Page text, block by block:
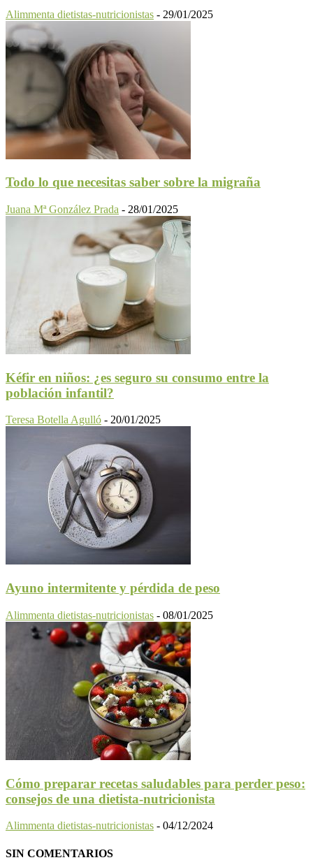
Alimmenta dietistas-nutricionistas - 29/01/2025
Todo lo que necesitas saber sobre la migraña
Juana Mª González Prada - 28/01/2025
Kéfir en niños: ¿es seguro su consumo entre la
población infantil?
Teresa Botella Agulló - 20/01/2025
Ayuno intermitente y pérdida de peso
Alimmenta dietistas-nutricionistas - 08/01/2025
Cómo preparar recetas saludables para perder peso:
consejos de una dietista-nutricionista
Alimmenta dietistas-nutricionistas - 04/12/2024
SIN COMENTARIOS